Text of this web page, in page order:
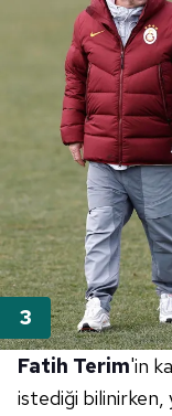
Fatih Terim'in
istediği bilinirken,